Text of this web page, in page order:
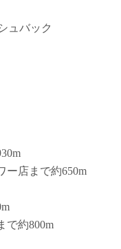
ュバック
ー店まで約650m
で約800m